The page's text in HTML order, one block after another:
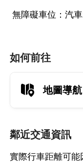
無障礙車位：汽
如何前往
地圖導航
鄰近交通資訊
實際行車距離可